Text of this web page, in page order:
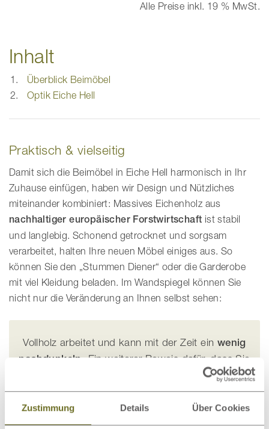
Zustimmung Details Über Cookies
Alle Preise inkl. 19 % MwSt.
Inhalt
Überblick Beimöbel
Optik Eiche Hell
Praktisch & vielseitig
Damit sich die Beimöbel in Eiche Hell harmonisch in Ihr
Zuhause einfügen, haben wir Design und Nützliches
miteinander kombiniert: Massives Eichenholz aus
nachhaltiger europäischer Forstwirtschaft ist stabil
und langlebig. Schonend getrocknet und sorgsam
verarbeitet, halten Ihre neuen Möbel einiges aus. So
können Sie den „Stummen Diener“ oder die Garderobe
mit viel Kleidung beladen. Im Wandspiegel können Sie
nicht nur die Veränderung an Ihnen selbst sehen:
Vollholz arbeitet und kann mit der Zeit ein wenig
nachdunkeln. Ein weiterer Beweis dafür, dass Sie
entschieden
haben!